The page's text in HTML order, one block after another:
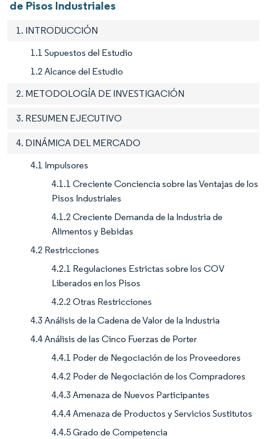
de Pisos Industriales
1. INTRODUCCIÓN
1.1 Supuestos del Estudio
1.2 Alcance del Estudio
2. METODOLOGÍA DE INVESTIGACIÓN
3. RESUMEN EJECUTIVO
4. DINÁMICA DEL MERCADO
4.1 Impulsores
4.1.1 Creciente Conciencia sobre las Ventajas de los
Pisos Industriales
4.1.2 Creciente Demanda de la Industria de
Alimentos y Bebidas
4.2 Restricciones
4.2.1 Regulaciones Estrictas sobre los COV
Liberados en los Pisos
4.2.2 Otras Restricciones
4.3 Análisis de la Cadena de Valor de la Industria
4.4 Análisis de las Cinco Fuerzas de Porter
4.4.1 Poder de Negociación de los Proveedores
4.4.2 Poder de Negociación de los Compradores
4.4.3 Amenaza de Nuevos Participantes
4.4.4 Amenaza de Productos y Servicios Sustitutos
4.4.5 Grado de Competencia